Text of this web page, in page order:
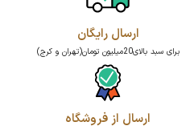
ارسال رایگان
برای سبد بالای20میلیون تومان(تهران و کرج)
ارسال از فروشگاه